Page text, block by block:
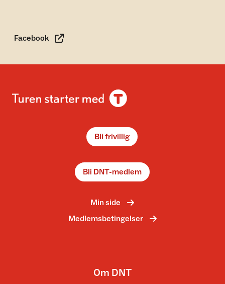
Facebook
Bli frivillig
Bli DNT-medlem
Min side
Medlemsbetingelser
Om DNT